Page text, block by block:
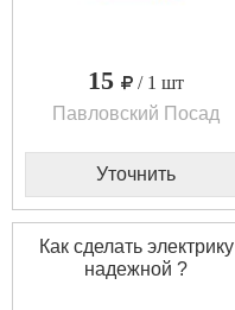
15
/ 1 шт
Павловский Посад
Уточнить
Как сделать электрику
надежной ?